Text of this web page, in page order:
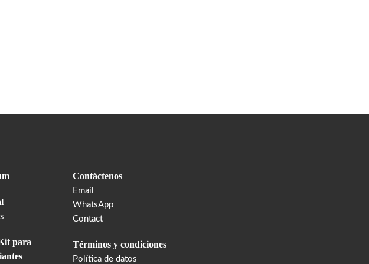
para
Contáctenos
Email
WhatsApp
Contact
Términos y condiciones
Política de datos